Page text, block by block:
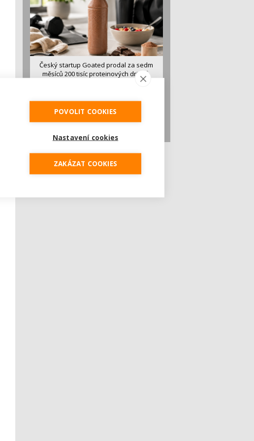
Český startup Goated prodal za sedm
měsíců 200 tisíc proteinových drinků.
Reaguje na poptávku po funkčním a
Česká značka proteinových nápojů Goated
prodala během prvních sedmi měsíců od
vstupu...
POVOLIT COOKIES
Nastavení cookies
ZAKÁZAT COOKIES